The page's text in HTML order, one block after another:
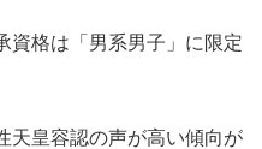
資格は「男系男子」に限定
天皇容認の声が高い傾向が